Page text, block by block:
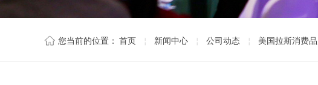
您当前的位置： 首页 ￤ 新闻中心 ￤ 公司动态 ￤ 美国拉斯消费